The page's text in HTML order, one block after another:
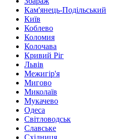
Кам'янець-Подільський
Київ
Коблево
Коломия
Колочава
Кривий Ріг
Львів
Межигір'я
Мигово
Миколаїв
Мукачево
Одеса
Світловодськ
Славське